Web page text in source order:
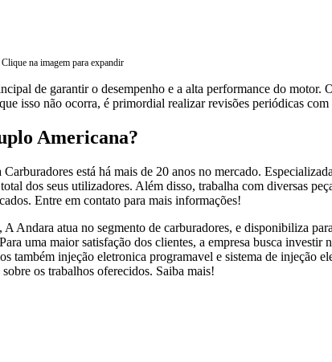
Clique na imagem para expandir
de garantir o desempenho e a alta performance do
isso não ocorra, é primordial realizar revisões periódicas
Americana?
está há mais de 20 anos no mercado.
dos seus utilizadores. Além disso, trabalha com diversas
Entre em contato para mais informações!
Andara atua no segmento de carburadores, e disponibiliza
uma maior satisfação dos clientes, a empresa busca
também injeção eletronica programavel e sistema de injeção
os trabalhos oferecidos. Saiba mais!